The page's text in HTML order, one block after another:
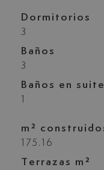
Dormitorios
3
Baños
3
Baños en suite
1
m²
175.16
Terrazas m²